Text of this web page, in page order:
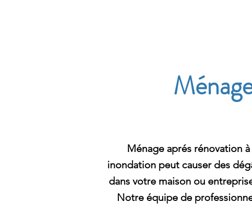
Ménage aprés rénovation
inondation peut causer des
dans votre maison ou
Notre équipe de